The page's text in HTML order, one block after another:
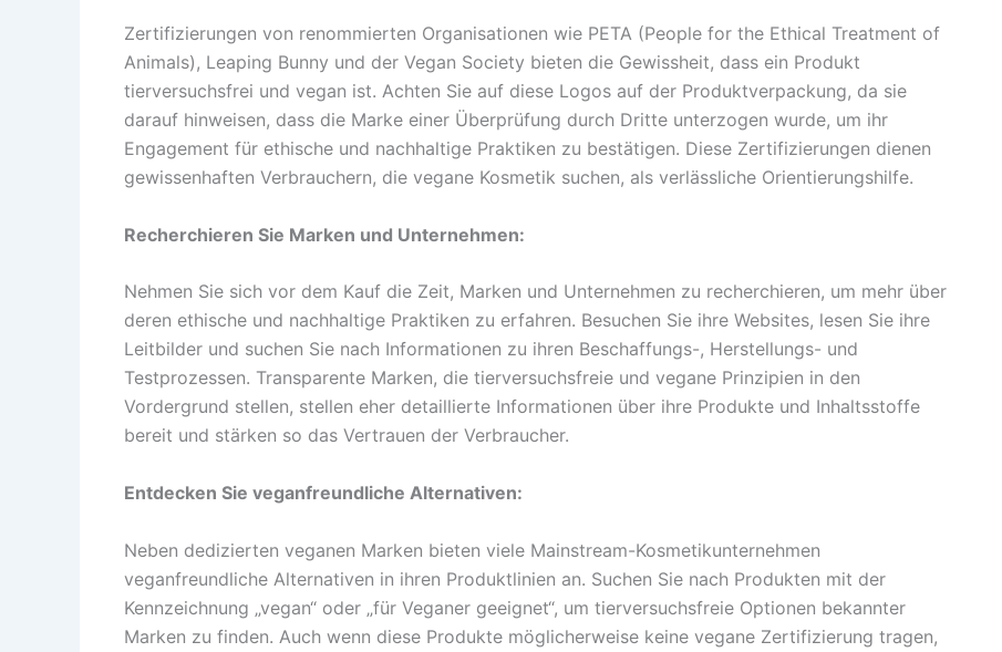
Zertifizierungen von renommierten Organisationen wie PETA (People for the Ethical Treatment of
Animals), Leaping Bunny und der Vegan Society bieten die Gewissheit, dass ein Produkt
tierversuchsfrei und vegan ist. Achten Sie auf diese Logos auf der Produktverpackung, da sie
darauf hinweisen, dass die Marke einer Überprüfung durch Dritte unterzogen wurde, um ihr
Engagement für ethische und nachhaltige Praktiken zu bestätigen. Diese Zertifizierungen dienen
gewissenhaften Verbrauchern, die vegane Kosmetik suchen, als verlässliche Orientierungshilfe.
Recherchieren Sie Marken und Unternehmen:
Nehmen Sie sich vor dem Kauf die Zeit, Marken und Unternehmen zu recherchieren, um mehr über
deren ethische und nachhaltige Praktiken zu erfahren. Besuchen Sie ihre Websites, lesen Sie ihre
Leitbilder und suchen Sie nach Informationen zu ihren Beschaffungs-, Herstellungs- und
Testprozessen. Transparente Marken, die tierversuchsfreie und vegane Prinzipien in den
Vordergrund stellen, stellen eher detaillierte Informationen über ihre Produkte und Inhaltsstoffe
bereit und stärken so das Vertrauen der Verbraucher.
Entdecken Sie veganfreundliche Alternativen:
Neben dedizierten veganen Marken bieten viele Mainstream-Kosmetikunternehmen
veganfreundliche Alternativen in ihren Produktlinien an. Suchen Sie nach Produkten mit der
Kennzeichnung „vegan“ oder „für Veganer geeignet“, um tierversuchsfreie Optionen bekannter
Marken zu finden. Auch wenn diese Produkte möglicherweise keine vegane Zertifizierung tragen,